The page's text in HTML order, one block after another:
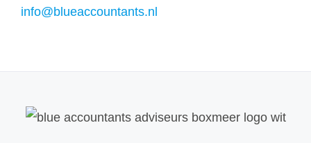
info@blueaccountants.nl